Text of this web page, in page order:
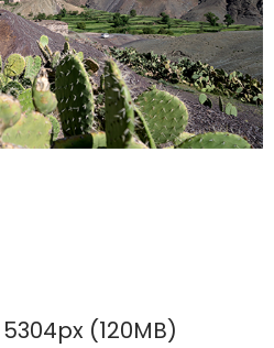
(120MB)